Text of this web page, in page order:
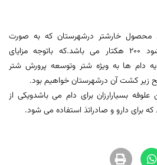
محصول خارشتر درشهرستان که به صورت
مکانیزه کاشت وبرداشت میشود ٢۰۰ هکتار می باشد.که باتوجه مزایای
دام ها به ویژه شتر وتوسعه پرورش شتر
زیر کشت آن درشهرستان خواهیم بود.
بسیارارزان برای دام می باشدویکی از
برای دارو و صادراتذ استفاده می شود.